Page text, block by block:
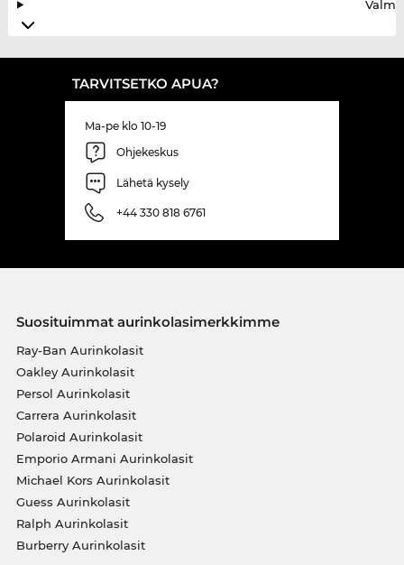
TARVITSETKO APUA?
Ma-pe klo 10-19
Ohjekeskus
Lähetä kysely
+44 330 818 6761
Suosituimmat aurinkolasimerkkimme
Ray-Ban Aurinkolasit
Oakley Aurinkolasit
Persol Aurinkolasit
Carrera Aurinkolasit
Polaroid Aurinkolasit
Emporio Armani Aurinkolasit
Michael Kors Aurinkolasit
Guess Aurinkolasit
Ralph Aurinkolasit
Burberry Aurinkolasit